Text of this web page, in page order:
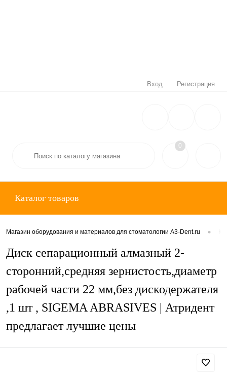
Вход Регистрация
0
Каталог товаров
Магазин оборудования и материалов для стоматологии A3-Dent.ru •
Диск сепарационный алмазный 2-
сторонний,средняя зернистость,диаметр
рабочей части 22 мм,без дискодержателя
,1 шт , SIGEMA ABRASIVES | Атридент
предлагает лучшие цены